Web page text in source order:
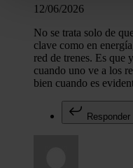
personales y
la Declaración de
Las cookies de este
y los anuncios,
tráfico. Además,
sitio web con
12/06/2026
No se trata solo de
clave como en
red de trenes. Es que
cuando uno ve a los
bien cuando es
Responder